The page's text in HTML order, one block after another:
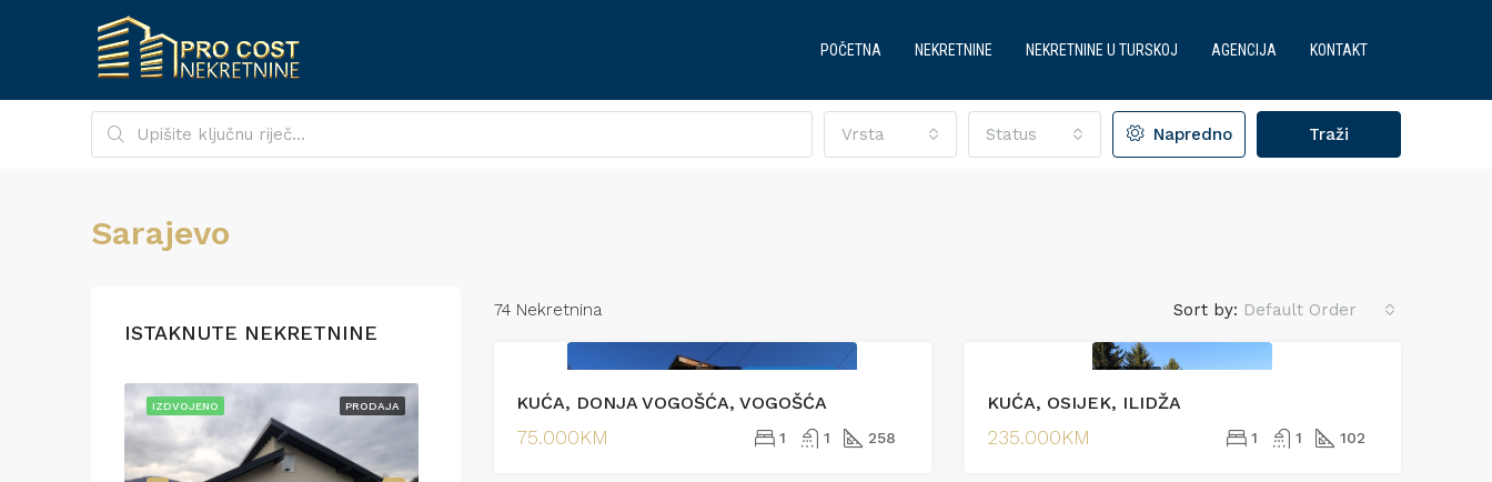
POČETNA NEKRETNINE NEKRETNINE U TURSKOJ AGENCIJA KONTAKT
Vrsta Status Napredno Traži
Sarajevo
74 Nekretnina Sort by: Default Order
KUĆA, DONJA VOGOŠĆA, VOGOŠĆA
75.000KM 1 1 258
EKSKLUZIVNO
KUĆA, OSIJEK, ILIDŽA
235.000KM 1 1 102
ISTAKNUTE NEKRETNINE
PRODAJA
IZDVOJENO PRODAJA
IZDVOJENO PRODAJA
IZDVOJENO IZDVOJENO